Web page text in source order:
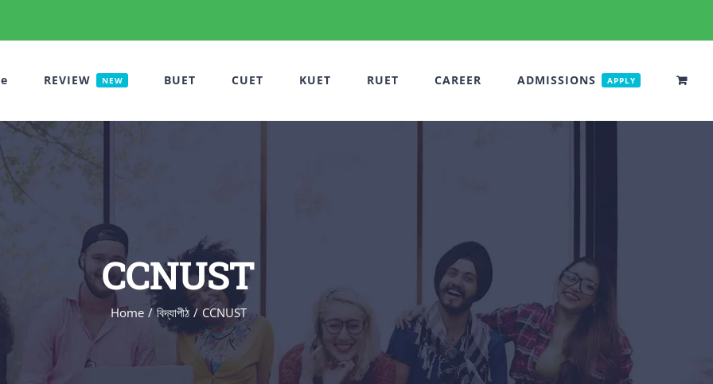
REVIEW NEW BUET CUET KUET RUET CAREER ADMISSIONS APPLY
CCNUST
Home বিদ্যাপীঠ CCNUST